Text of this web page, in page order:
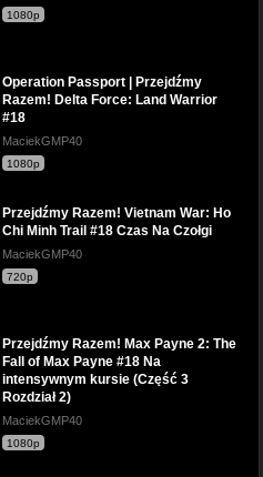
1080p
Operation Passport | Przejdźmy
Razem! Delta Force: Land Warrior
#18
MaciekGMP40
1080p
Przejdźmy Razem! Vietnam War: Ho
Chi Minh Trail #18 Czas Na Czołgi
MaciekGMP40
720p
Przejdźmy Razem! Max Payne 2: The
Fall of Max Payne #18 Na
intensywnym kursie (Część 3
Rozdział 2)
MaciekGMP40
1080p